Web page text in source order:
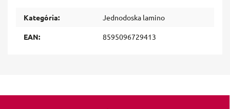
Kategória: Jednodoska lamino
EAN: 8595096729413